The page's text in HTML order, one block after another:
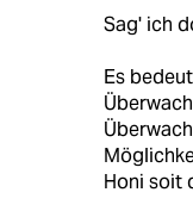
Sag' ich
Es
Honi soit